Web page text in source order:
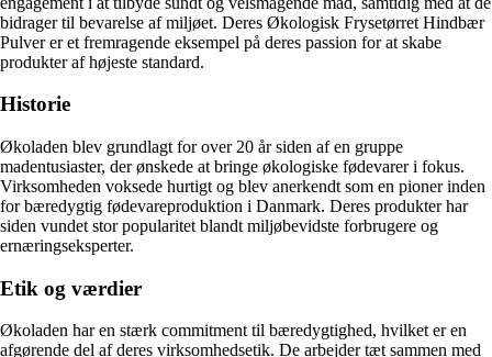
bidrager til bevarelse af miljøet. Deres Økologisk Frysetørret Hindbær
Pulver er et fremragende eksempel på deres passion for at skabe
produkter af højeste standard.
Historie
Økoladen blev grundlagt for over 20 år siden af en gruppe
madentusiaster, der ønskede at bringe økologiske fødevarer i fokus.
Virksomheden voksede hurtigt og blev anerkendt som en pioner inden
for bæredygtig fødevareproduktion i Danmark. Deres produkter har
siden vundet stor popularitet blandt miljøbevidste forbrugere og
ernæringseksperter.
Etik og værdier
Økoladen har en stærk commitment til bæredygtighed, hvilket er en
afgørende del af deres virksomhedsetik. De arbejder tæt sammen med